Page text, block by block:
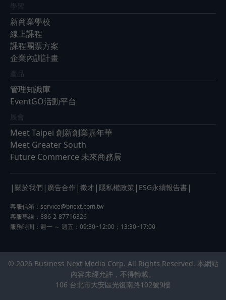
學習
新商業學校
線上課程
課程團票方案
企業內訓計畫
產品
管理知識庫
EventGO活動平台
展會
Meet Taipei 創新創業嘉年華
Meet Greater South
Future Commerce 未來商務展
| 關於我們 | 廣告合作 | 徵才 | 隱私權政策 | ESG永續報告書 |
客服信箱： service@bnext.com.tw
客服專線：886-2-87716326
服務時間：週一 ～ 週五：09:30~12:00；13:30~17:00
© 2026 Business Next Media Corp. All Rights Reserved. 本網站
內容未經允許，不得轉載。
106 台北市大安區光復南路102號9樓